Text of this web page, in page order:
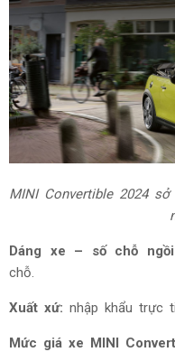
MINI Convertible 2024 sở
Dáng xe – số chỗ
chỗ.
Xuất xứ: nhập khẩu trực
Mức giá xe MINI